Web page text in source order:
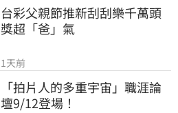
台彩父親節推新刮刮樂千萬頭
獎超「爸」氣
1天前
「拍片人的多重宇宙」職涯論
壇9/12登場！